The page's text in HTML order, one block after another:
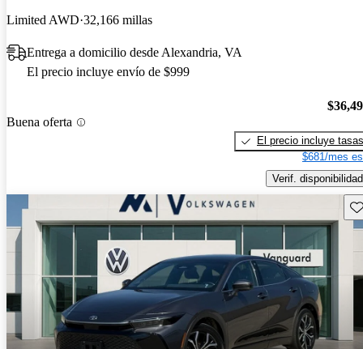
Limited AWD 32,166 millas
Entrega a domicilio desde Alexandria, VA
El precio incluye envío de $999
Buena oferta
El precio incluye tasas
$681/mes
Verif. disponibilidad